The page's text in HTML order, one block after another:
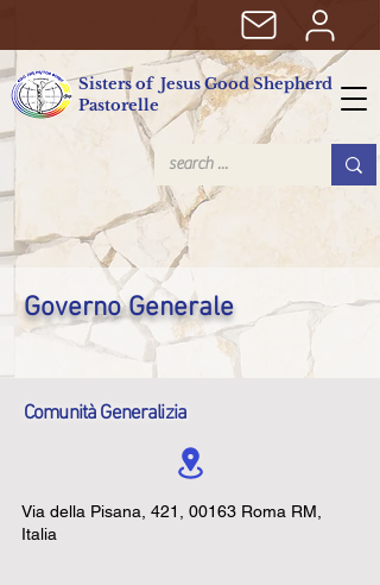
Sisters of Jesus Good Shepherd
Pastorelle
Governo Generale
Comunità Generalizia
Via della Pisana, 421, 00163 Roma RM,
Italia